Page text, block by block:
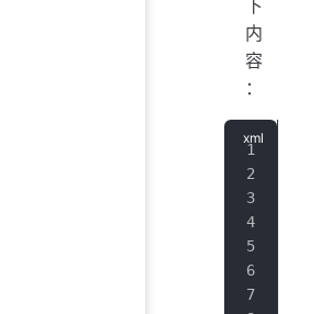
下
内
容
：